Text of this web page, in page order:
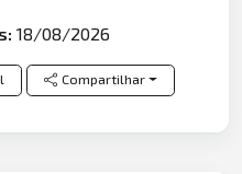
18/08/2026
Compartilhar